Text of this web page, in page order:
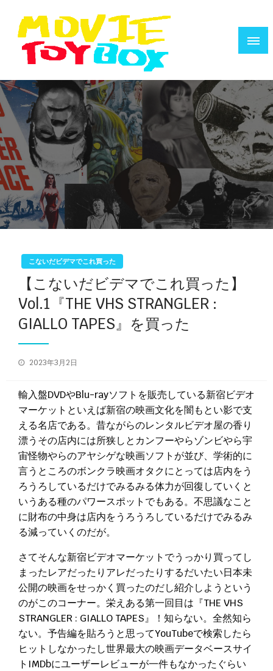
へ
ス
キ
プ
MOVIE TOYBOX
映画で遊ぶ人のためのウェブZINE
こないだビデマでこれ買った
【こないだビデマでこれ買った】
Vol.1『THE VHS STRANGLER :
GIALLO TAPES』を買った
投
2023年3月2日
輸入盤DVDやBlu-rayソフトを販売している新宿ビデオ
マーケットといえば新宿の映画文化を闇もとい影で支
える名店である。昔ながらのレンタルビデオ屋の香り
漂うその店内には所狭しとカンフーやらゾンビやら宇
宙怪物やらのアヤシゲな映画ソフトが並び、学術的に
言うところのボンクラ映画オタクにとっては店内をう
ろうろしているだけでみるみる体力が回復していくと
いうある種のパワースポットでもある。不思議なこと
に財布の中身は店内をうろうろしているだけでみるみ
る減っていくのだが。
さてそんな新宿ビデオマーケットでうっかり買ってし
まったレアだったりアレだったりするだいたい日本未
公開の映画をせっかく買ったのだし紹介しようという
のがこのコーナー。栄えある第一回目は『THE VHS
STRANGLER : GIALLO TAPES』！知らない。全然知ら
ない。予告編を貼ろうと思ってYouTubeで検索したら
ヒットしなかったし世界最大の映画データベースサイ
トIMDbにユーザーレビューが一件もなかったぐらい